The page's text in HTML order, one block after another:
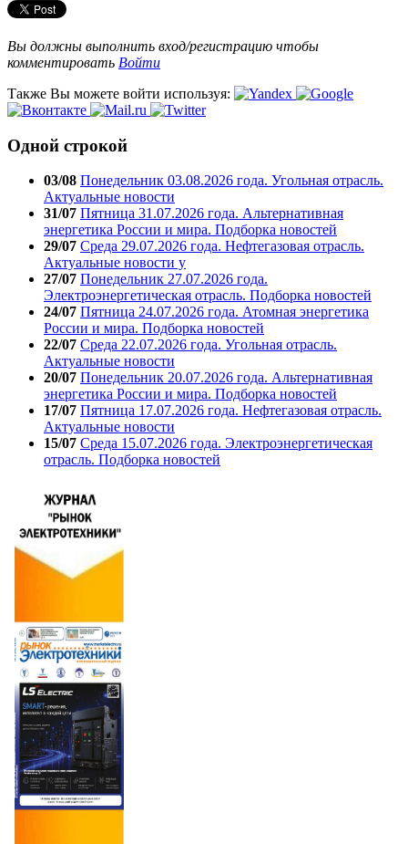
Вы должны выполнить вход/регистрацию чтобы
комментировать Войти
Также Вы можете войти используя:
Одной строкой
03/08 Понедельник 03.08.2026 года. Угольная отрасль.
Актуальные новости
31/07 Пятница 31.07.2026 года. Альтернативная
энергетика России и мира. Подборка новостей
29/07 Среда 29.07.2026 года. Нефтегазовая отрасль.
Актуальные новости у
27/07 Понедельник 27.07.2026 года.
Электроэнергетическая отрасль. Подборка новостей
24/07 Пятница 24.07.2026 года. Атомная энергетика
России и мира. Подборка новостей
22/07 Среда 22.07.2026 года. Угольная отрасль.
Актуальные новости
20/07 Понедельник 20.07.2026 года. Альтернативная
энергетика России и мира. Подборка новостей
17/07 Пятница 17.07.2026 года. Нефтегазовая отрасль.
Актуальные новости
15/07 Среда 15.07.2026 года. Электроэнергетическая
отрасль. Подборка новостей